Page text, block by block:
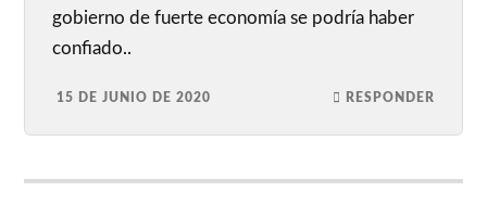
gobierno de fuerte economía se podría haber
confiado..
15 DE JUNIO DE 2020 RESPONDER